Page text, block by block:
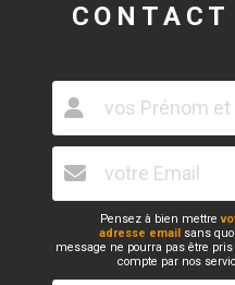
CONTACT
Pensez à bien mettre
adresse email sans
message ne pourra pas être
compte par nos